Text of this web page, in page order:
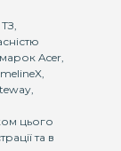
Acer,
цього
та в